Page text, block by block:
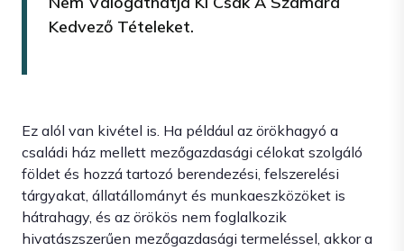
Kedvező Tételeket.
Ez alól van kivétel is. Ha például az örökhagyó a
családi ház mellett mezőgazdasági célokat szolgáló
földet és hozzá tartozó berendezési, felszerelési
tárgyakat, állatállományt és munkaeszközöket is
hátrahagy, és az örökös nem foglalkozik
hivatászszerűen mezőgazdasági termeléssel, akkor a